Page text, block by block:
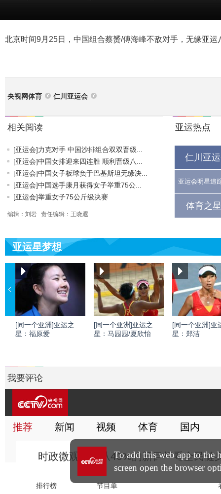
北京时间9月25日，中国组合蔡赟/傅海峰不敌对手，无缘亚运
央视网体育 仁川亚运会
相关阅读
[亚运会]力克对手 中国沙排组合双双晋级...
[亚运会]中国女排迎来四连胜 顺利晋级八...
[亚运会]中国女子板球负于巴基斯坦无缘决...
[亚运会]中国选手康月获得女子举重75公...
[亚运会]举重女子75公斤级决赛
编辑：刘岩 责任编辑：王晓遐
亚运热点
仁川亚
亚运会明星追
体育之
亚运星梦想
[同一个亚洲]亚运之
星：福原爱
[同一个亚洲]亚运之
星：马园园/夏欣怡
[同一个亚洲]亚
星：郑洁
我要评论